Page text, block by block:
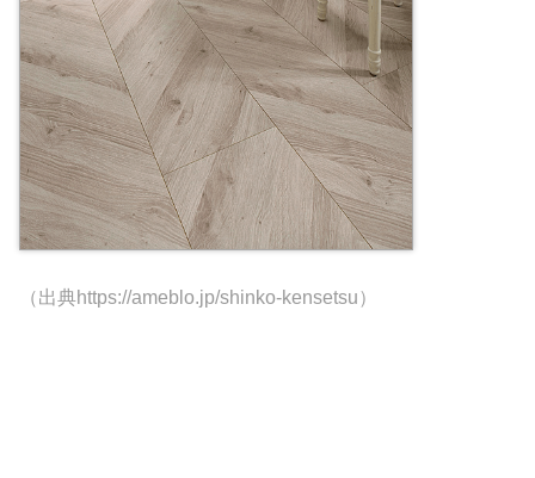
（出典https://ameblo.jp/shinko-kensetsu）